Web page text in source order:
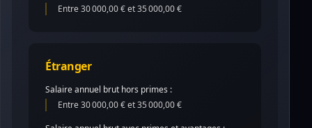
Entre 30 000,00 € et 35 000,00 €
Étranger
Salaire annuel brut hors primes :
Entre 30 000,00 € et 35 000,00 €